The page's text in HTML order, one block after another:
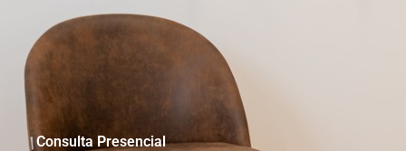
Consulta Presencial